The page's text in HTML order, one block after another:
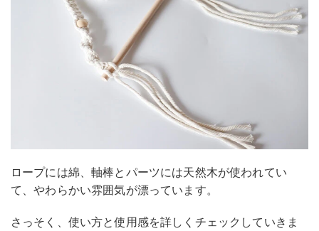
ロープには綿、軸棒とパーツには天然木が使われてい
て、やわらかい雰囲気が漂っています。
さっそく、使い方と使用感を詳しくチェックしていきま